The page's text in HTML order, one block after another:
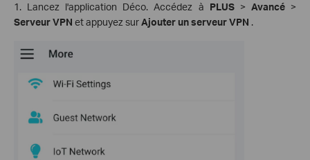
1. Lancez l'application Déco. Accédez à PLUS> Avancé>
Serveur VPN et appuyez surAjouter un serveur VPN .